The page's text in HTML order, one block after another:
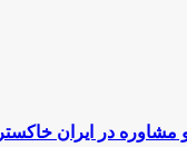
مشاوره در ایران